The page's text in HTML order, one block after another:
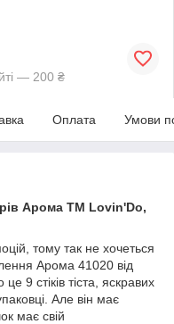
— 200 ₴
Оплата Умови
Арома ТМ Lovin'Do,
тому так не хочеться
Арома 41020 від
9 стіків тіста, яскравих
Але він має
має свій